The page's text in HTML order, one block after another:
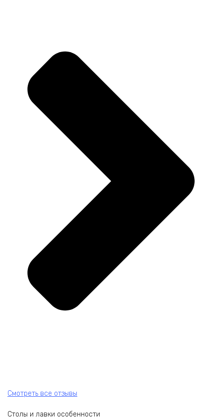
Смотреть все отзывы
Столы и лавки особенности